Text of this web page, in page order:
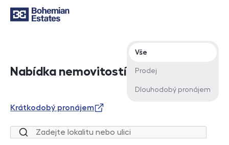
Nabídka nemovitostí
Typ nabídky
Vše
Prodej
Dlouhodobý pronájem
Krátkodobý pronájem
Lokalita nebo ulice